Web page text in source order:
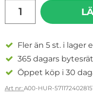
Fler än 5 st. i lager
365 dagars
Öppet köp i 30
Art nr: A00-HUR-